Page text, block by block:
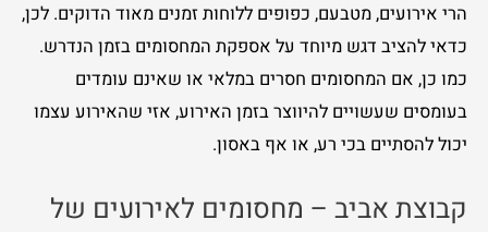
הרי אירועים, מטבעם, כפופים ללוחות זמנים מאוד הדוקים. לכן,
כדאי להציב דגש מיוחד על אספקת המחסומים בזמן הנדרש.
כמו כן, אם המחסומים חסרים במלאי או שאינם עומדים
בעומסים שעשויים להיווצר בזמן האירוע, אזי שהאירוע עצמו
יכול להסתיים בכי רע, או אף באסון.
קבוצת אביב – מחסומים לאירועים של